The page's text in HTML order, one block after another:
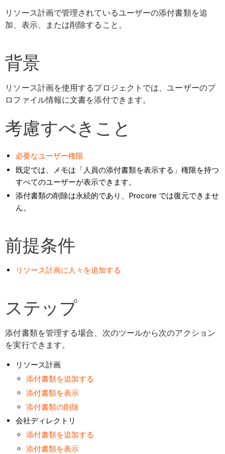
リソース計画で管理されているユーザーの添付書類を追
加、表示、または削除すること。
背景
リソース計画を使用するプロジェクトでは、ユーザーのプ
ロファイル情報に文書を添付できます。
考慮すべきこと
必要なユーザー権限
既定では、メモは「人員の添付書類を表示する」権限を持つ
すべてのユーザーが表示できます。
添付書類の削除は永続的であり、Procore では復元できませ
ん。
前提条件
リソース計画に人々を追加する
ステップ
添付書類を管理する場合、次のツールから次のアクション
を実行できます。
リソース計画
添付書類を追加する
添付書類を表示
添付書類の削除
会社ディレクトリ
添付書類を追加する
添付書類を表示